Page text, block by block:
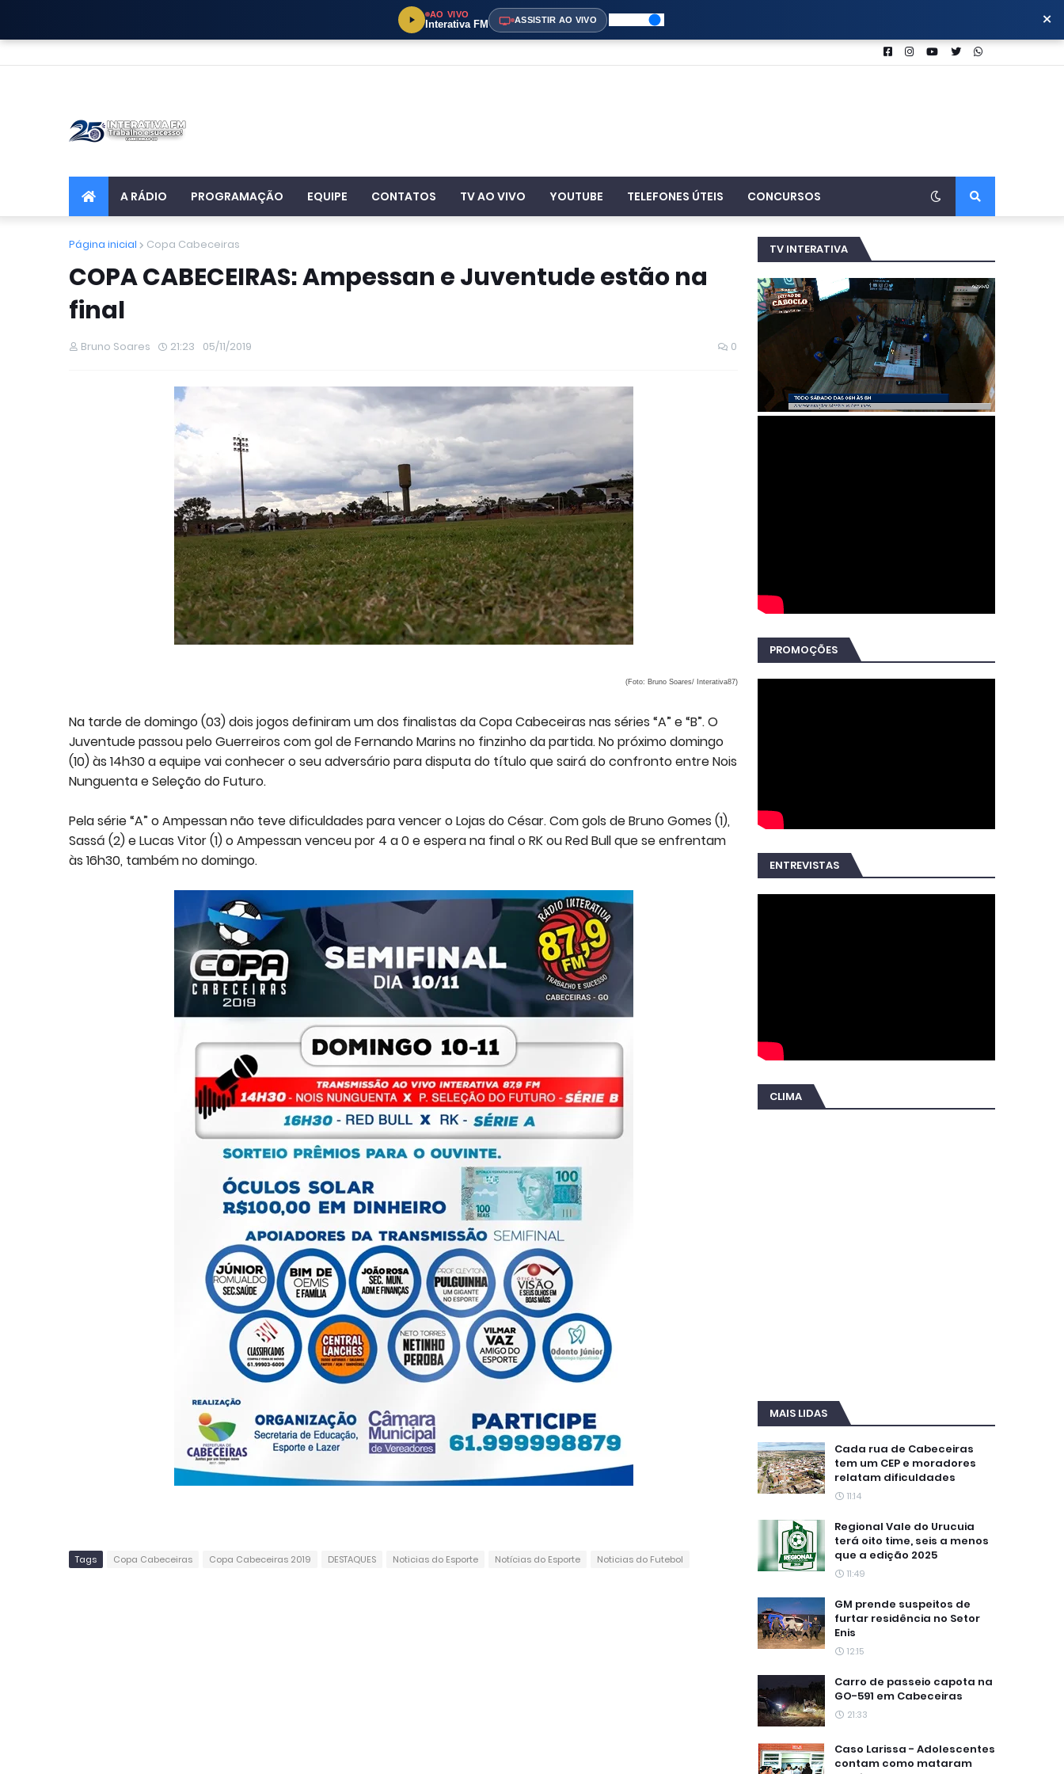
AO VIVO
Interativa FM ASSISTIR AO VIVO ×
A RÁDIO PROGRAMAÇÃO EQUIPE CONTATOS TV AO VIVO YOUTUBE TELEFONES ÚTEIS CONCURSOS
Página inicial Copa Cabeceiras
COPA CABECEIRAS: Ampessan e Juventude estão na
final
Bruno Soares 21:23 05/11/2019 0
(Foto: Bruno Soares/ Interativa87)
Na tarde de domingo (03) dois jogos definiram um dos finalistas da Copa Cabeceiras nas séries “A” e “B”. O
Juventude passou pelo Guerreiros com gol de Fernando Marins no finzinho da partida. No próximo domingo
(10) às 14h30 a equipe vai conhecer o seu adversário para disputa do título que sairá do confronto entre Nois
Nunguenta e Seleção do Futuro.
Pela série “A” o Ampessan não teve dificuldades para vencer o Lojas do César. Com gols de Bruno Gomes (1),
Sassá (2) e Lucas Vitor (1) o Ampessan venceu por 4 a 0 e espera na final o RK ou Red Bull que se enfrentam
às 16h30, também no domingo.
Tags Copa Cabeceiras Copa Cabeceiras 2019 DESTAQUES Noticias do Esporte Notícias do Esporte Noticias do Futebol
TV INTERATIVA
PROMOÇÕES
ENTREVISTAS
CLIMA
MAIS LIDAS
Cada rua de Cabeceiras
tem um CEP e moradores
relatam dificuldades
11:14
Regional Vale do Urucuia
terá oito time, seis a menos
que a edição 2025
11:49
GM prende suspeitos de
furtar residência no Setor
Enis
12:15
Carro de passeio capota na
GO-591 em Cabeceiras
21:33
Caso Larissa - Adolescentes
contam como mataram